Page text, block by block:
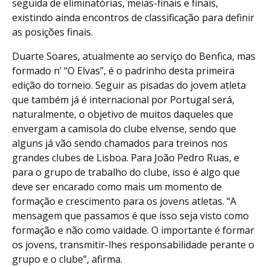
seguida de eliminatórias, meias-finais e finais,
existindo ainda encontros de classificação para definir
as posições finais.
Duarte Soares, atualmente ao serviço do Benfica, mas
formado n’ “O Elvas”, é o padrinho desta primeira
edição do torneio. Seguir as pisadas do jovem atleta
que também já é internacional por Portugal será,
naturalmente, o objetivo de muitos daqueles que
envergam a camisola do clube elvense, sendo que
alguns já vão sendo chamados para treinos nos
grandes clubes de Lisboa. Para João Pedro Ruas, e
para o grupo de trabalho do clube, isso é algo que
deve ser encarado como mais um momento de
formação e crescimento para os jovens atletas. “A
mensagem que passamos é que isso seja visto como
formação e não como vaidade. O importante é formar
os jovens, transmitir-lhes responsabilidade perante o
grupo e o clube”, afirma.